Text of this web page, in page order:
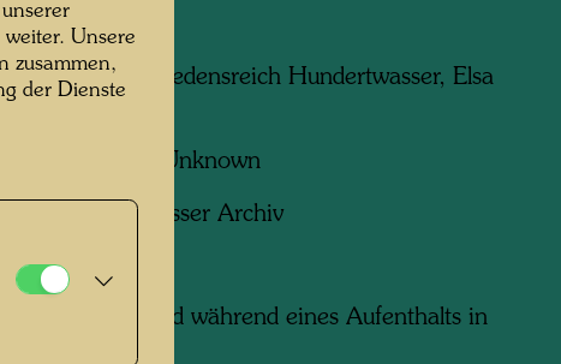
1936
am Foto:
Friedensreich Hundertwasser, Elsa
Unbekannt Unknown
Hundertwasser Archiv
entstand während eines Aufenthalts in
Unsere
zusammen,
der Dienste